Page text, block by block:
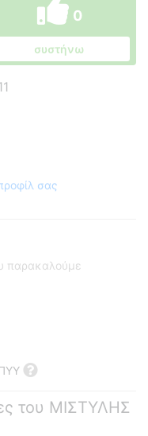
0
συστήνω
σας
παρακαλούμε
του ΜΙΣΤΥΛΗΣ